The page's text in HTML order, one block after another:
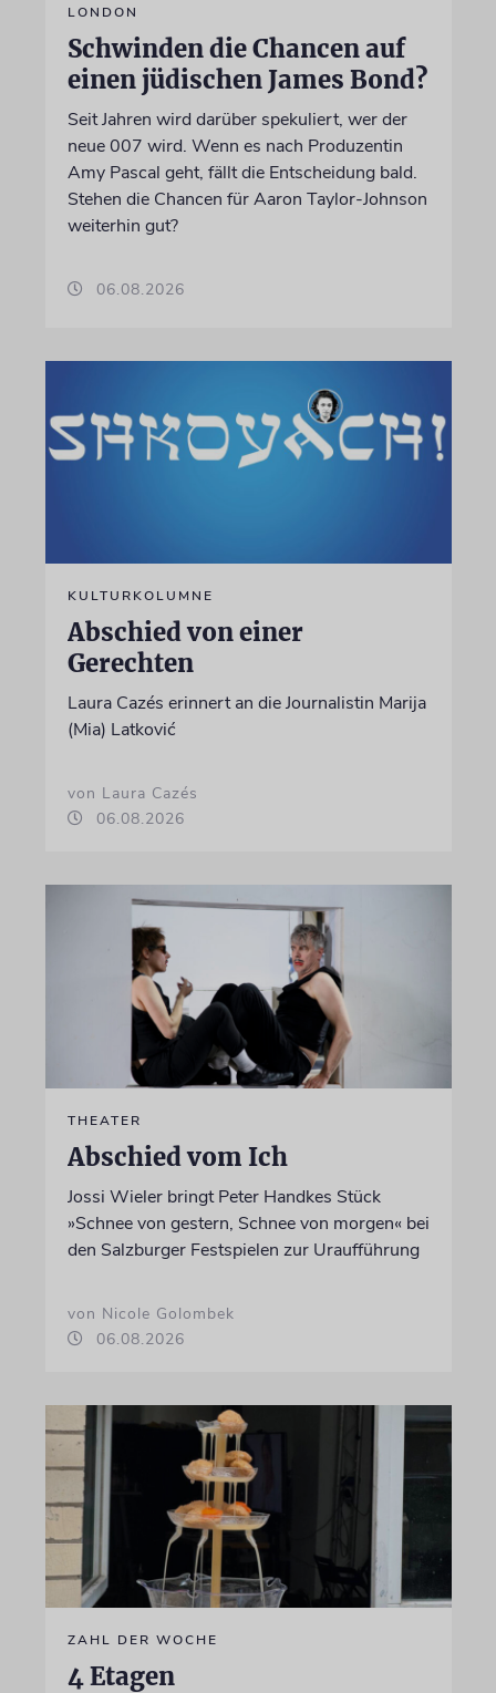
LONDON
Schwinden die Chancen auf
einen jüdischen James Bond?
Seit Jahren wird darüber spekuliert, wer der
neue 007 wird. Wenn es nach Produzentin
Amy Pascal geht, fällt die Entscheidung bald.
Stehen die Chancen für Aaron Taylor-Johnson
weiterhin gut?
06.08.2026
KULTURKOLUMNE
Abschied von einer
Gerechten
Laura Cazés erinnert an die Journalistin Marija
(Mia) Latković
von Laura Cazés
06.08.2026
THEATER
Abschied vom Ich
Jossi Wieler bringt Peter Handkes Stück
»Schnee von gestern, Schnee von morgen« bei
den Salzburger Festspielen zur Uraufführung
von Nicole Golombek
06.08.2026
ZAHL DER WOCHE
4 Etagen